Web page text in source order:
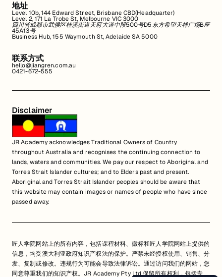
地址
Level 10b, 144 Edward Street, Brisbane CBD(Headquarter)
Level 2, 171 La Trobe St, Melbourne VIC 3000
四川省成都市武侯区桂溪街道天府大道中段500号D5东方希望天祥广场B座
45A13号
Business Hub, 155 Waymouth St, Adelaide SA 5000
联系方式
hello@jiangren.com.au
0421-672-555
Disclaimer
JR Academy acknowledges Traditional Owners of Country
throughout Australia and recognises the continuing connection to
lands, waters and communities. We pay our respect to Aboriginal and
Torres Strait Islander cultures; and to Elders past and present.
Aboriginal and Torres Strait Islander peoples should be aware that
this website may contain images or names of people who have since
passed away.
匠人学院网站上的所有内容，包括课程材料、徽标和匠人学院网站上提供的
信息，均受澳大利亚政府知识产权法的保护。严禁未经授权使用、销售、分
发、复制或修改。违规行为可能会导致法律诉讼。通过访问我们的网站，您
同意尊重我们的知识产权。JR Academy Pty Ltd 保留所有权利，包括专